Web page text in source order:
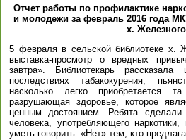
Отчет работы по профилактике
и молодежи за февраль 2016 года
х.
5 февраля в сельской библиотеке х.
выставка-просмотр о вредных
завтра». Библиотекарь
последствиях табакокурения,
насколько легко приобретается
разрушающая здоровье, которое
ценным достоянием. Ребята
человека, употребляющего
уметь говорить: «Нет» тем, кто